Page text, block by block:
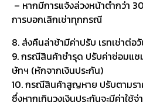
– หากมีการแจ้งล่วงหน้าต่ำกว่า
การบอกเลิกเช่าทุกกรณี
8. ส่งคืนล่าช้ามีค่าปรับ เรทเช่าต่
9. กรณีสินค้าชำรุด ปรับค่าซ่อมแซ
ษัทฯ (หักจากเงินประกัน)
10. กรณีสินค้าสูญหาย ปรับตามรา
ซึ่งหากเกินวงเงินประกันจะมีค่าใช้